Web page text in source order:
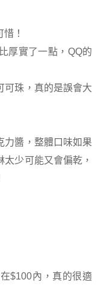
！
厚實了一點，QQ的
可珠，真的是誤會大
力醬，整體口味如果
少可能又會偏乾，
$100內，真的很適